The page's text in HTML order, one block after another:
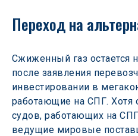
Переход на
Сжиженный газ остается
после заявления
инвестировании в
работающие на СПГ. Хотя
судов, работающих на
ведущие мировые